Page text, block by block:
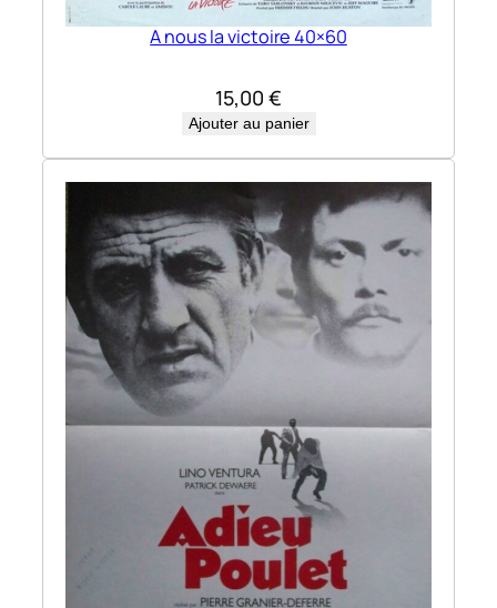
A nous la victoire 40×60
15,00 €
Ajouter au panier